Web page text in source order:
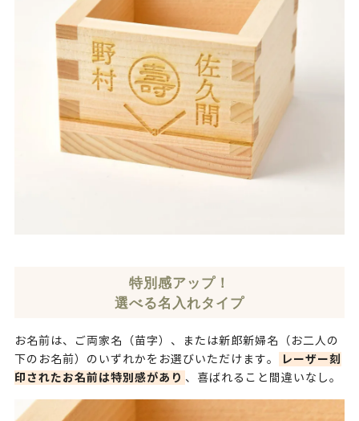
特別感アップ！
選べる名入れタイプ
お名前は、ご両家名（苗字）、または新郎新婦名（お二人の
下のお名前）のいずれかをお選びいただけます。
レーザー刻
印されたお名前は特別感があり 、喜ばれること間違いなし。